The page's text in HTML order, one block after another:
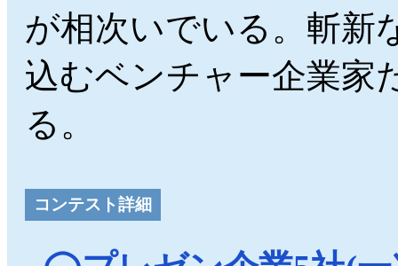
が相次いでいる。斬新
込むベンチャー企業家
る。
コンテスト詳細